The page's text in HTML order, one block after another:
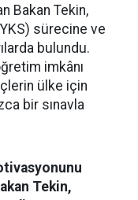
Bakan Tekin,
sürecine ve
bulundu.
imkânı
ülke için
bir sınavla
Tekin,